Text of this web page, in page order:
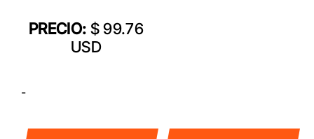
PRECIO: $ 99.76
USD
-